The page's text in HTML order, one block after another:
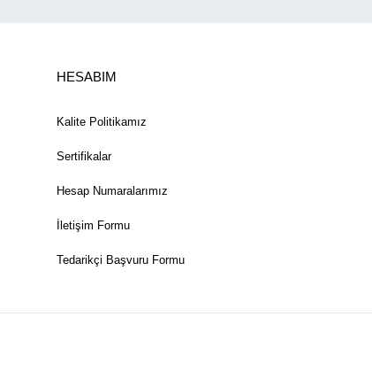
HESABIM
Kalite Politikamız
Sertifikalar
Hesap Numaralarımız
İletişim Formu
Tedarikçi Başvuru Formu